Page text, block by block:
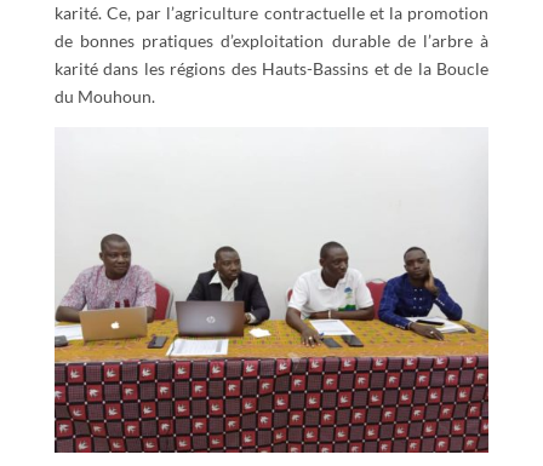
karité. Ce, par l’agriculture contractuelle et la promotion
de bonnes pratiques d’exploitation durable de l’arbre à
karité dans les régions des Hauts-Bassins et de la Boucle
du Mouhoun.